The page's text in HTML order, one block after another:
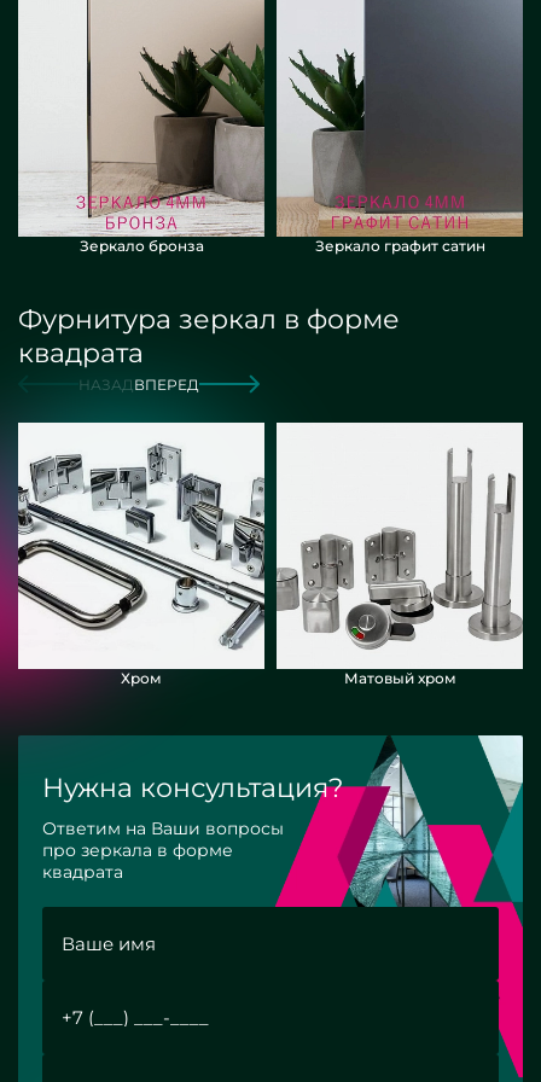
Зеркало бронза Зеркало графит сатин
Фурнитура зеркал в форме
квадрата
НАЗАД ВПЕРЕД
Хром Матовый хром
Нужна консультация?
Ответим на Ваши вопросы
про зеркала в форме
квадрата